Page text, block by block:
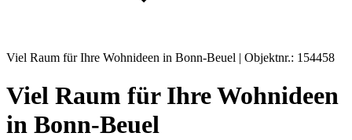
Viel Raum für Ihre Wohnideen in Bonn-Beuel | Objektnr.: 154458
Viel Raum für Ihre Wohnideen
in Bonn-Beuel